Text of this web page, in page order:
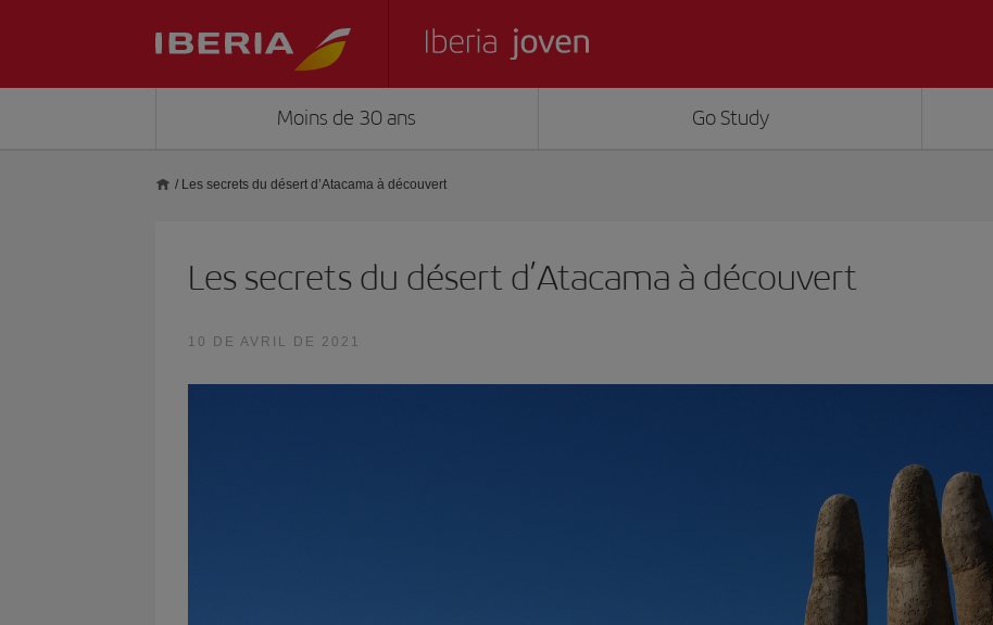
Moins de 30 ans Go Study
/ Les secrets du désert d’Atacama à découvert
Les secrets du désert d’Atacama à découvert
10 DE AVRIL DE 2021